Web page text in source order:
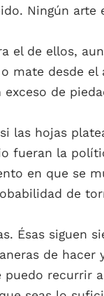
Ningún arte
el de ellos,
mate desde el
exceso de
las hojas
fueran la
en que se
de
Ésas siguen
de hacer
puedo recurrir